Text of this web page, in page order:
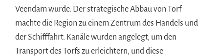
Veendam wurde. Der strategische Abbau von Torf
machte die Region zu einem Zentrum des Handels und
der Schifffahrt. Kanäle wurden angelegt, um den
Transport des Torfs zu erleichtern, und diese